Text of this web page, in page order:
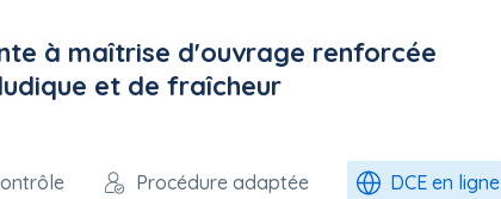
à maîtrise d'ouvrage renforcée
et de fraîcheur
Procédure adaptée DCE en ligne